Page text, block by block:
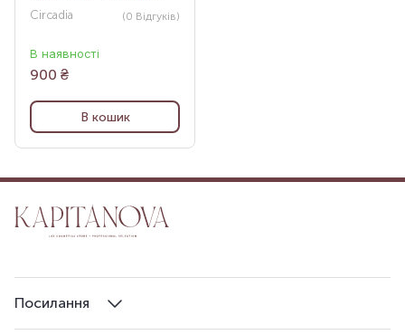
HYDRATOR NAKED, 12 МЛ
Circadia (0 Відгуків)
В наявності
900 ₴
В кошик
Посилання